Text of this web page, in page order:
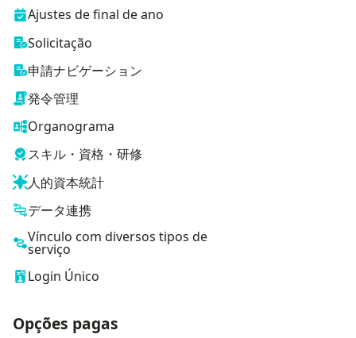
Ajustes de final de ano
Solicitação
申請ナビゲーション
発令管理
Organograma
スキル・資格・研修
人的資本統計
データ連携
Vínculo com diversos tipos de
serviço
Login Único
Opções pagas